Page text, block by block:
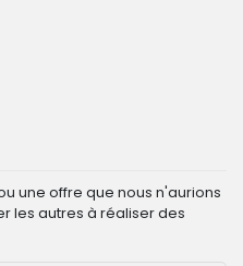
une offre que nous n'aurions
les autres à réaliser des